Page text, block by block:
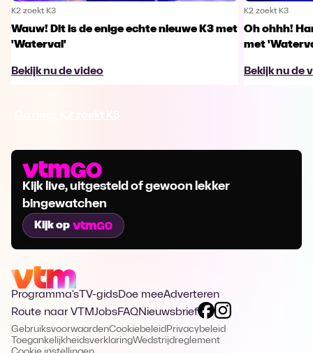
K2 zoekt K3
Wauw! Dit is de enige echte nieuwe K3 met
'Waterval'
Bekijk nu de video
K2 zoekt K3
Oh ohhh!
met
Bekijk nu de
Kijk live, uitgesteld of gewoon lekker
bingewatchen
Kijk op
Programma's TV-gidsDoe meeAdverteren
Route naar VTMJobsFAQNieuwsbrief
GebruiksvoorwaardenCookiebeleid Privacybeleid
ToegankelijkheidsverklaringWedstrijdreglement